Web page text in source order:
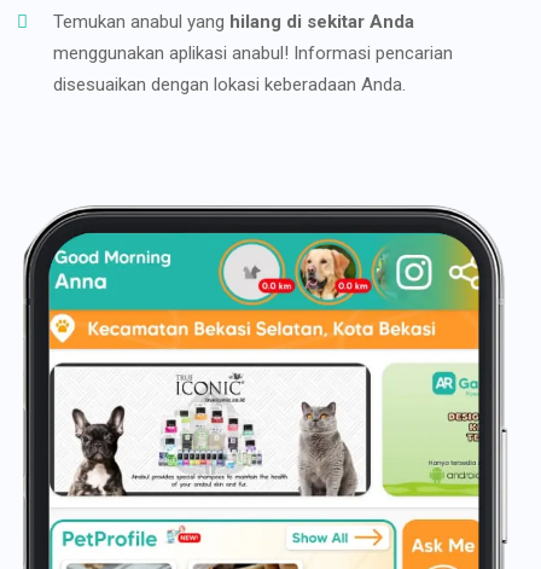
Temukan anabul yang hilang di sekitar Anda
menggunakan aplikasi anabul! Informasi pencarian
disesuaikan dengan lokasi keberadaan Anda.